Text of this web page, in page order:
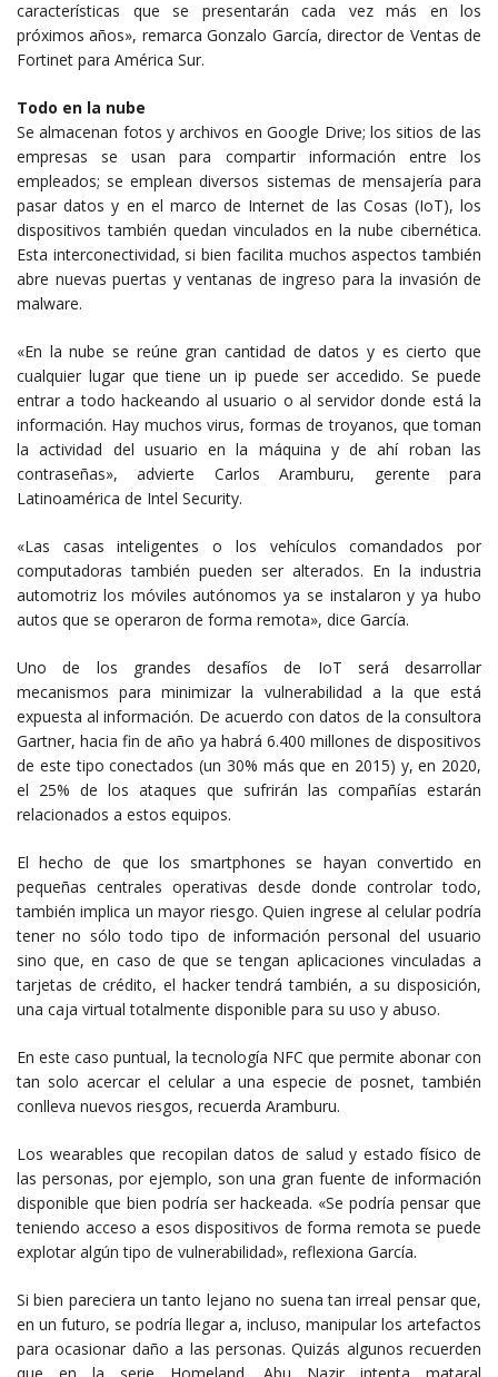
características que se presentarán cada vez más en los
próximos años», remarca Gonzalo García, director de Ventas de
Fortinet para América Sur.
Todo en la nube
Se almacenan fotos y archivos en Google Drive; los sitios de las
empresas se usan para compartir información entre los
empleados; se emplean diversos sistemas de mensajería para
pasar datos y en el marco de Internet de las Cosas (IoT), los
dispositivos también quedan vinculados en la nube cibernética.
Esta interconectividad, si bien facilita muchos aspectos también
abre nuevas puertas y ventanas de ingreso para la invasión de
malware.
«En la nube se reúne gran cantidad de datos y es cierto que
cualquier lugar que tiene un ip puede ser accedido. Se puede
entrar a todo hackeando al usuario o al servidor donde está la
información. Hay muchos virus, formas de troyanos, que toman
la actividad del usuario en la máquina y de ahí roban las
contraseñas», advierte Carlos Aramburu, gerente para
Latinoamérica de Intel Security.
«Las casas inteligentes o los vehículos comandados por
computadoras también pueden ser alterados. En la industria
automotriz los móviles autónomos ya se instalaron y ya hubo
autos que se operaron de forma remota», dice García.
Uno de los grandes desafíos de IoT será desarrollar
mecanismos para minimizar la vulnerabilidad a la que está
expuesta al información. De acuerdo con datos de la consultora
Gartner, hacia fin de año ya habrá 6.400 millones de dispositivos
de este tipo conectados (un 30% más que en 2015) y, en 2020,
el 25% de los ataques que sufrirán las compañías estarán
relacionados a estos equipos.
El hecho de que los smartphones se hayan convertido en
pequeñas centrales operativas desde donde controlar todo,
también implica un mayor riesgo. Quien ingrese al celular podría
tener no sólo todo tipo de información personal del usuario
sino que, en caso de que se tengan aplicaciones vinculadas a
tarjetas de crédito, el hacker tendrá también, a su disposición,
una caja virtual totalmente disponible para su uso y abuso.
En este caso puntual, la tecnología NFC que permite abonar con
tan solo acercar el celular a una especie de posnet, también
conlleva nuevos riesgos, recuerda Aramburu.
Los wearables que recopilan datos de salud y estado físico de
las personas, por ejemplo, son una gran fuente de información
disponible que bien podría ser hackeada. «Se podría pensar que
teniendo acceso a esos dispositivos de forma remota se puede
explotar algún tipo de vulnerabilidad», reflexiona García.
Si bien pareciera un tanto lejano no suena tan irreal pensar que,
en un futuro, se podría llegar a, incluso, manipular los artefactos
para ocasionar daño a las personas. Quizás algunos recuerden